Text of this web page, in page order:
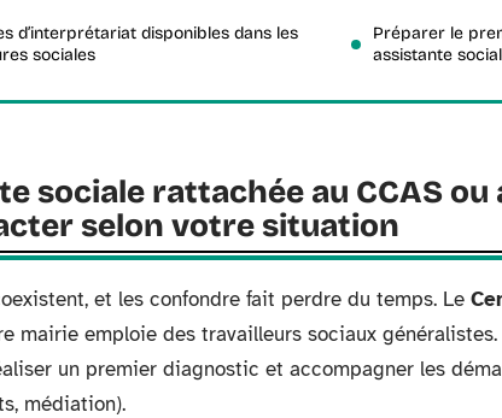
d’interprétariat disponibles dans les
sociales
Préparer le
assistante
sociale rattachée au CCAS
selon votre situation
et les confondre fait perdre du temps. Le
mairie emploie des travailleurs sociaux
un premier diagnostic et accompagner les
médiation).